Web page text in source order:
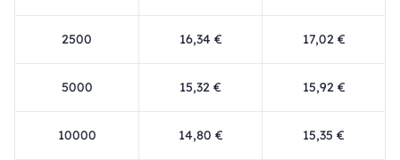
2500 16,34 € 17,02 €
5000 15,32 € 15,92 €
10000 14,80 € 15,35 €